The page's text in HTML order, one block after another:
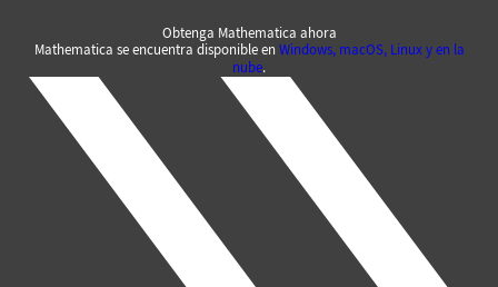
Obtenga Mathematica ahora
Mathematica se encuentra disponible enWindows, macOS, Linux y en la
nube.